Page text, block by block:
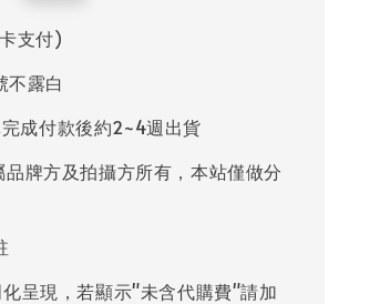
支付)
不露白
成付款後約2~4週出貨
牌方及拍攝方所有，本站僅做分
呈現，若顯示"未含代購費"請加